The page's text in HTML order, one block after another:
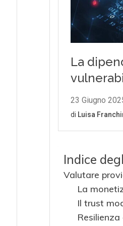
Indice
Valutare
La
Il trust